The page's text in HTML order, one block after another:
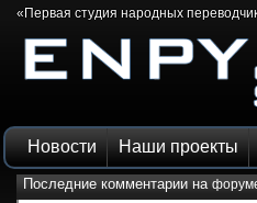
«Первая студия народных
Новости Наши проекты
Последние комментарии на